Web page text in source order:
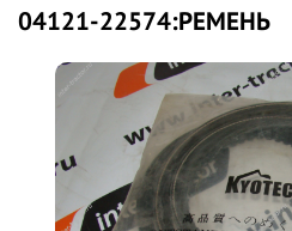
04121-22574:РЕМЕНЬ